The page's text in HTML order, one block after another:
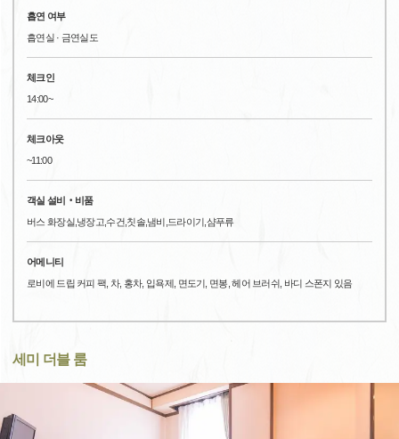
흡연 여부
흡연실 · 금연실도
체크인
14:00~
체크아웃
~11:00
객실 설비‧비품
버스 화장실,냉장고,수건,칫솔,냄비,드라이기,샴푸류
어메니티
로비에 드립 커피 팩, 차, 홍차, 입욕제, 면도기, 면봉, 헤어 브러쉬, 바디 스폰지 있음
세미 더블 룸